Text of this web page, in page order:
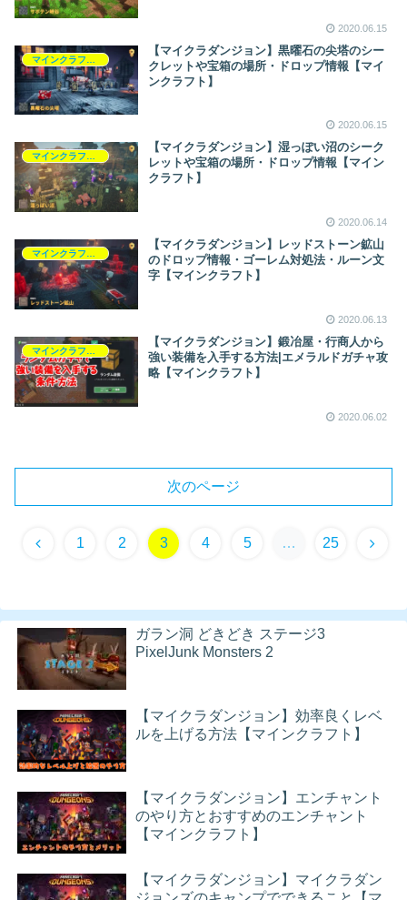
2020.06.15
【マイクラダンジョン】黒曜石の尖塔のシー
クレットや宝箱の場所・ドロップ情報【マイ
ンクラフト】
2020.06.15
マインクラフトダンジョンズ
【マイクラダンジョン】湿っぽい沼のシーク
レットや宝箱の場所・ドロップ情報【マイン
クラフト】
2020.06.14
【マイクラダンジョン】レッドストーン鉱山
のドロップ情報・ゴーレム対処法・ルーン文
字【マインクラフト】
2020.06.13
【マイクラダンジョン】鍛冶屋・行商人から
強い装備を入手する方法|エメラルドガチャ攻
略【マインクラフト】
2020.06.02
次のページ
前
1 2 3 4 5 … 25
次
ガラン洞 どきどき ステージ3
PixelJunk Monsters 2
【マイクラダンジョン】効率良くレベ
ルを上げる方法【マインクラフト】
【マイクラダンジョン】エンチャント
のやり方とおすすめのエンチャント
【マインクラフト】
【マイクラダンジョン】マイクラダン